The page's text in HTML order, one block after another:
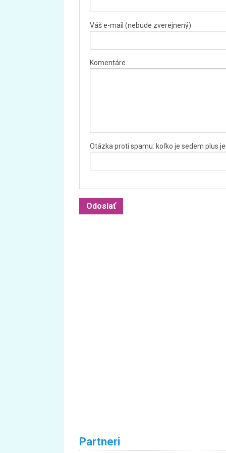
Váš e-mail (nebude zverejnený)
Komentáre
Otázka proti spamu: koľko je sedem plus
Partneri